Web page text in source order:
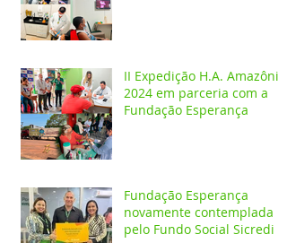
II Expedição H.A. Amazônia
2024 em parceria com a
Fundação Esperança
Fundação Esperança
novamente contemplada
pelo Fundo Social Sicredi